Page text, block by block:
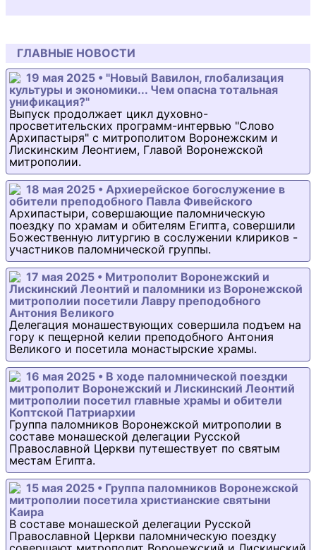
ГЛАВНЫЕ НОВОСТИ
19 мая 2025 • "Новый Вавилон, глобализация
культуры и экономики... Чем опасна тотальная
унификация?"
Выпуск продолжает цикл духовно-
просветительских программ-интервью "Слово
Архипастыря" с митрополитом Воронежским и
Лискинским Леонтием, Главой Воронежской
митрополии.
18 мая 2025 • Архиерейское богослужение в
обители преподобного Павла Фивейского
Архипастыри, совершающие паломническую
поездку по храмам и обителям Египта, совершили
Божественную литургию в сослужении клириков -
участников паломнической группы.
17 мая 2025 • Митрополит Воронежский и
Лискинский Леонтий и паломники из Воронежской
митрополии посетили Лавру преподобного
Антония Великого
Делегация монашествующих совершила подъем на
гору к пещерной келии преподобного Антония
Великого и посетила монастырские храмы.
16 мая 2025 • В ходе паломнической поездки
митрополит Воронежский и Лискинский Леонтий
митрополии посетил главные храмы и обители
Коптской Патриархии
Группа паломников Воронежской митрополии в
составе монашеской делегации Русской
Православной Церкви путешествует по святым
местам Египта.
15 мая 2025 • Группа паломников Воронежской
митрополии посетила христианские святыни
Каира
В составе монашеской делегации Русской
Православной Церкви паломническую поездку